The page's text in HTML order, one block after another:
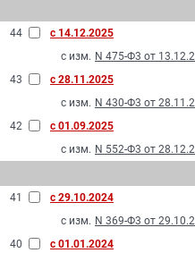
44
с 14.12.2025
с изм. N 475-Ф3 от
43
с 28.11.2025
с изм. N 430-Ф3 от
42
с 01.09.2025
с изм. N 552-Ф3 от
41
с 29.10.2024
с изм. N 369-Ф3 от
40
с 01.01.2024